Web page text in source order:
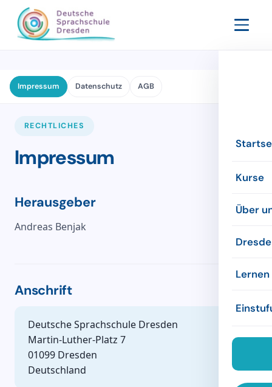
Kurse
Über
Die
Lernen
Impressum Datenschutz AGB
RECHTLICHES
Impressum
Herausgeber
Andreas Benjak
Anschrift
Deutsche Sprachschule Dresden
Martin-Luther-Platz 7
01099 Dresden
Deutschland